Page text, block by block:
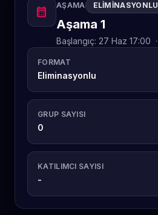
calendar_month AŞAMA ELIMINASYONLU
Aşama 1
Başlangıç: 27 Haz 17:00 ·
FORMAT
Eliminasyonlu
GRUP SAYISI
0
KATILIMCI SAYISI
-